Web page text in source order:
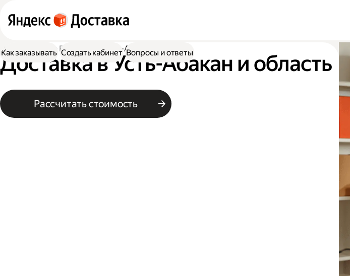
Доставка По России В Усть-Абакан
Доставка в Усть-Абакан и область
Рассчитать стоимость
Как заказывать Создать кабинет Вопросы и ответы